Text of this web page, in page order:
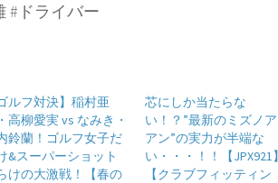
#ドライバー
ルフ対決】稲村亜
高柳愛実 vs なみき・
鈴蘭！ゴルフ女子だ
&スーパーショット
けの大激戦！【春の
芯にしか当たらな
い！？”最新のミズノ
アン”の実力が半端な
い・・・！！【JPX921
【クラブフィッティン